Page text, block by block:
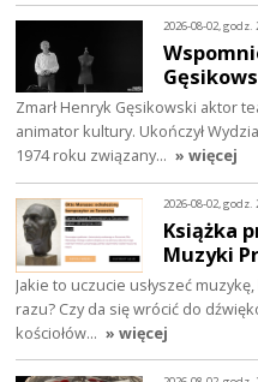
2026-08-02, godz.
Zmarł Henryk Gęsikowski aktor
animator kultury. Ukończył
1974 roku związany… » więcej
2026-08-02, godz.
Książka
Muzyki
Jakie to uczucie usłyszeć
razu? Czy da się wrócić do
kościołów… » więcej